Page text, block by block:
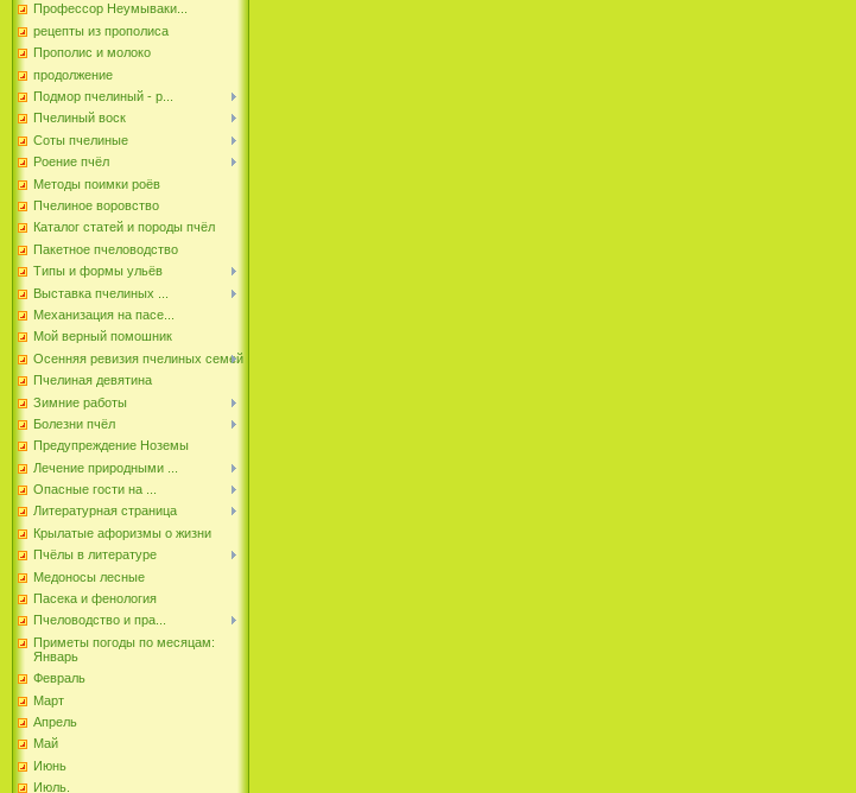
Профессор Неумываки...
рецепты из прополиса
Прополис и молоко
продолжение
Подмор пчелиный - р...
Пчелиный воск
Соты пчелиные
Роение пчёл
Методы поимки роёв
Пчелиное воровство
Каталог статей и породы пчёл
Пакетное пчеловодство
Типы и формы ульёв
Выставка пчелиных ...
Механизация на пасе...
Мой верный помошник
Осенняя ревизия пчелиных семей
Пчелиная девятина
Зимние работы
Болезни пчёл
Предупреждение Ноземы
Лечение природными ...
Опасные гости на ...
Литературная страница
Крылатые афоризмы о жизни
Пчёлы в литературе
Медоносы лесные
Пасека и фенология
Пчеловодство и пра...
Приметы погоды по месяцам:
Январь
Февраль
Март
Апрель
Май
Июнь
Июль.